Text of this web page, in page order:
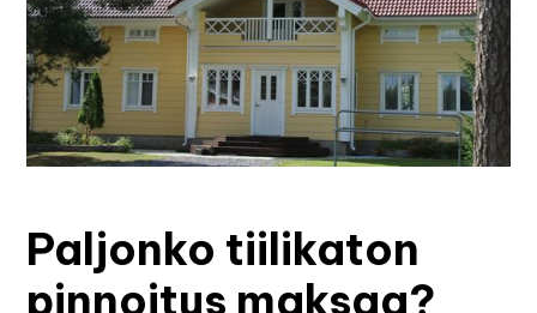
Paljonko tiilikaton
pinnoitus maksaa?